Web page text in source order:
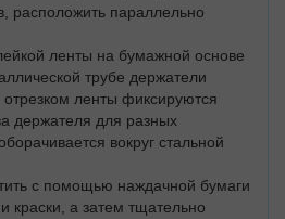
расположить параллельно
ленты на бумажной основе
трубе держатели
ленты фиксируются
держателя для разных
вокруг стальной
с помощью наждачной бумаги
краски, а затем тщательно